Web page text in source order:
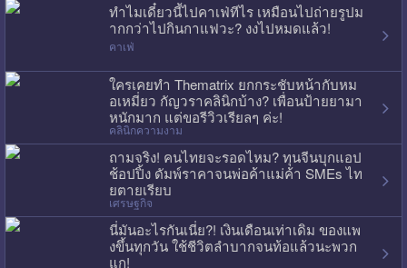
ทำไมเดี๋ยวนี้ไปคาเฟ่ทีไร เหมือนไปถ่ายรูปม
ากกว่าไปกินกาแฟวะ? งงไปหมดแล้ว!
คาเฟ่
ใครเคยทำ Thematrix ยกกระชับหน้ากับหม
อเหมี่ยว กัญวราคลินิกบ้าง? เพื่อนป้ายยามา
หนักมาก แต่ขอรีวิวเรียลๆ ค่ะ!
คลินิกความงาม
ถามจริง! คนไทยจะรอดไหม? ทุนจีนบุกแอป
ช้อปปิ้ง ดัมพ์ราคาจนพ่อค้าแม่ค้า SMEs ไท
ยตายเรียบ
เศรษฐกิจ
นี่มันอะไรกันเนี่ย?! เงินเดือนเท่าเดิม ของแพ
งขึ้นทุกวัน ใช้ชีวิตลำบากจนท้อแล้วนะพวก
แก!